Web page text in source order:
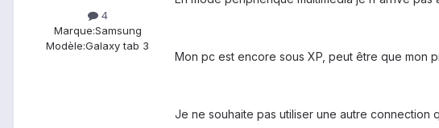
4
Marque:Samsung
Modèle:Galaxy tab 3
Mon pc est encore sous XP, peut être que mon
Je ne souhaite pas utiliser une autre